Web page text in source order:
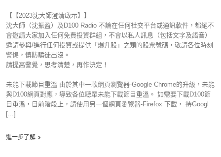
【【2023沈大師澄清啟示】】
沈大師（沈振盈）及D100 Radio 不論在任何社交平台或通訊軟件，都絕不
會邀請大家加入任何免費投資群組，不會以私人訊息（包括文字及語音）
邀請參與/進行任何投資或提供「爆升股」之類的股票號碼，敬請各位時刻
警惕，慎防騙徒出沒。
請提高警覺，思考清楚，再作決定！
未能下載節目重溫 由於其中一款網頁瀏覽器-Google Chrome的升級，未能
與D100網頁對應，導致各位聽眾未能下載節目重溫。 如需要下載D100節
目重溫，目前階段上，請使用另一個網頁瀏覽器-Firefox 下載， 待Googl
[...]
進一步了解